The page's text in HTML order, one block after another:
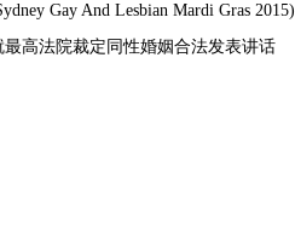
Gay And Lesbian Mardi Gras 2015)
高法院裁定同性婚姻合法发表讲话